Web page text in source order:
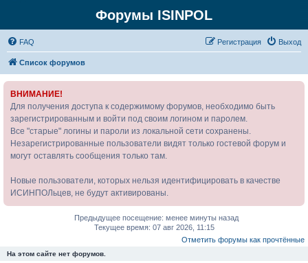
Форумы ISINPOL
FAQ Выход
Регистрация
Список форумов
ВНИМАНИЕ!
Для получения доступа к содержимому форумов, необходимо быть
зарегистрированным и войти под своим логином и паролем.
Все "старые" логины и пароли из локальной сети сохранены.
Незарегистрированные пользователи видят только гостевой форум и
могут оставлять сообщения только там.
Новые пользователи, которых нельзя идентифицировать в качестве
ИСИНПОЛьцев, не будут активированы.
Предыдущее посещение: менее минуты назад
Текущее время: 07 авг 2026, 11:15
Отметить форумы как прочтённые
На этом сайте нет форумов.